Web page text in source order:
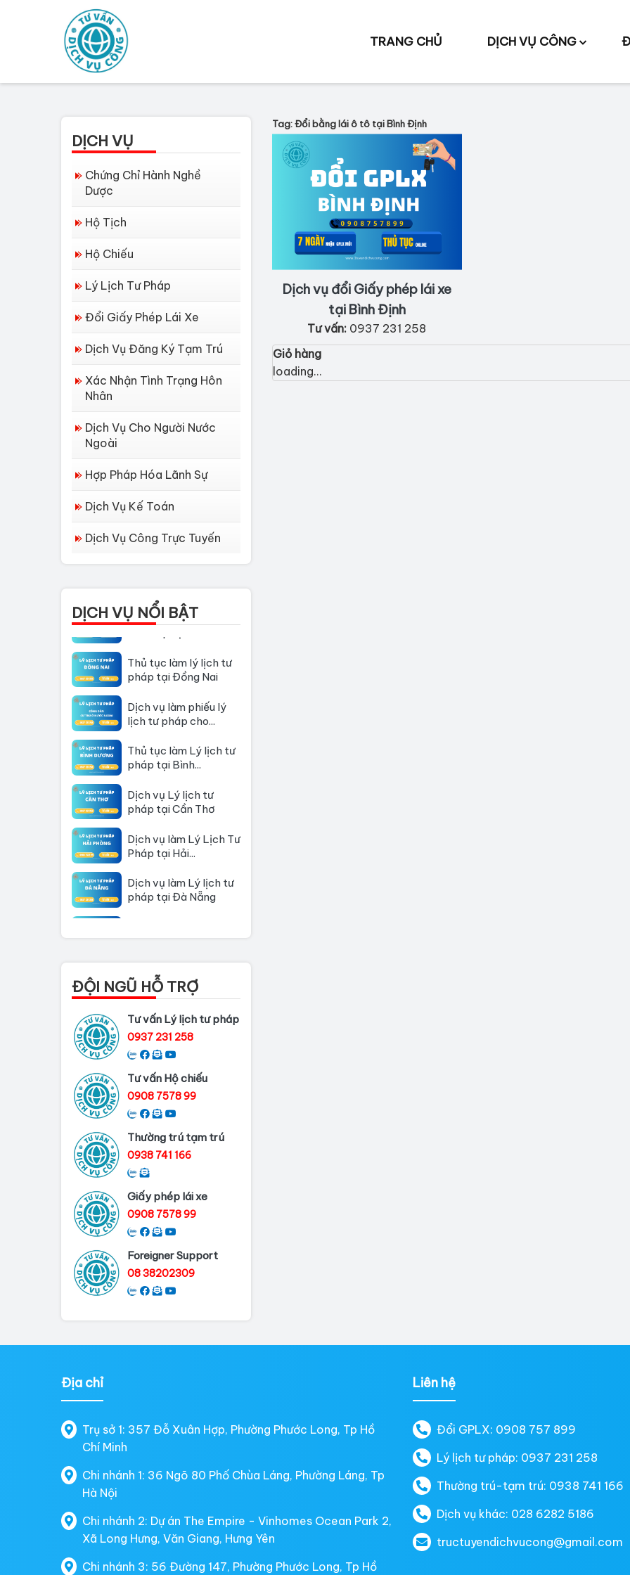
TRANG CHỦ DỊCH VỤ CÔNG
Tag: Đổi bằng lái ô tô tại Bình Định
Dịch vụ đổi Giấy phép lái xe
tại Bình Định
Tư vấn: 0937 231 258
Giỏ hàng
loading...
DỊCH VỤ
Chứng Chỉ Hành Nghề
Dược
Hộ Tịch
Hộ Chiếu
Lý Lịch Tư Pháp
Đổi Giấy Phép Lái Xe
Dịch Vụ Đăng Ký Tạm Trú
Xác Nhận Tình Trạng Hôn
Nhân
Dịch Vụ Cho Người Nước
Ngoài
Hợp Pháp Hóa Lãnh Sự
Dịch Vụ Kế Toán
Dịch Vụ Công Trực Tuyến
DỊCH VỤ NỔI BẬT
Dịch vụ làm Lý lịch tư
Thủ tục làm Lý Lịch
Tư Pháp tại Hồ Chí...
pháp tại Đồng Nai
lịch tư pháp cho...
pháp tại Bình...
pháp tại Cần Thơ
Pháp tại Hải...
pháp tại Đà Nẵng
Thủ tục làm lý lịch tư
pháp tại Đồng Nai
lịch tư pháp cho...
Thủ tục làm Lý lịch tư
pháp tại Bình...
Dịch vụ Lý lịch tư
pháp tại Cần Thơ
Dịch vụ làm Lý Lịch Tư
Pháp tại Hải...
ĐỘI NGŨ HỖ TRỢ
Tư vấn Lý lịch tư pháp
0937 231 258
Tư vấn Hộ chiếu
0908 7578 99
Thường trú tạm trú
0938 741 166
Giấy phép lái xe
0908 7578 99
Foreigner Support
08 38202309
Địa chỉ
Trụ sở 1: 357 Đỗ Xuân Hợp, Phường Phước Long, Tp Hồ
Chí Minh
Chi nhánh 1: 36 Ngõ 80 Phố Chùa Láng, Phường Láng, Tp
Hà Nội
Chi nhánh 2: Dự án The Empire - Vinhomes Ocean Park 2,
Xã Long Hưng, Văn Giang, Hưng Yên
Chi nhánh 3: 56 Đường 147, Phường Phước Long, Tp Hồ
Liên hệ
Đổi GPLX: 0908 757 899
Lý lịch tư pháp: 0937 231 258
Thường trú-tạm trú: 0938 741 166
Dịch vụ khác: 028 6282 5186
tructuyendichvucong@gmail.com